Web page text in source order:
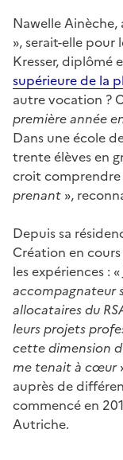
Nawelle
», serait-elle
Kresser, diplômé
supérieure de la
autre vocation ?
première année
Dans une école
trente élèves en
croit comprendre
prenant »,
Depuis sa
Création en
les expériences : «
accompagnateur
allocataires du
leurs projets
cette dimension
me tenait à cœur
auprès de
commencé en
Autriche.